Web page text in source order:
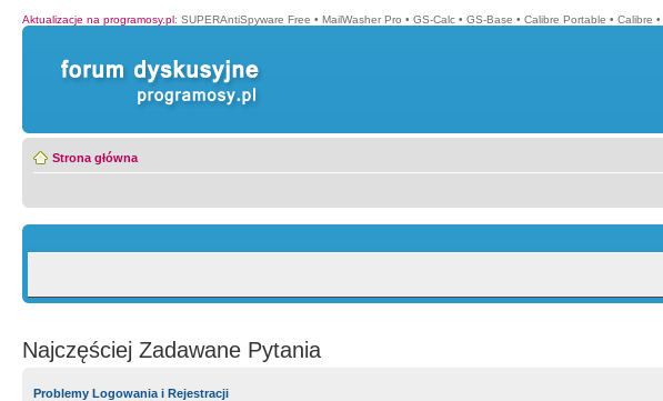
Aktualizacje na programosy.pl: SUPERAntiSpyware Free • MailWasher Pro • GS-Calc • GS-Base • Calibre Portable • Calibre •
Strona główna
Najczęściej Zadawane Pytania
Problemy Logowania i Rejestracji